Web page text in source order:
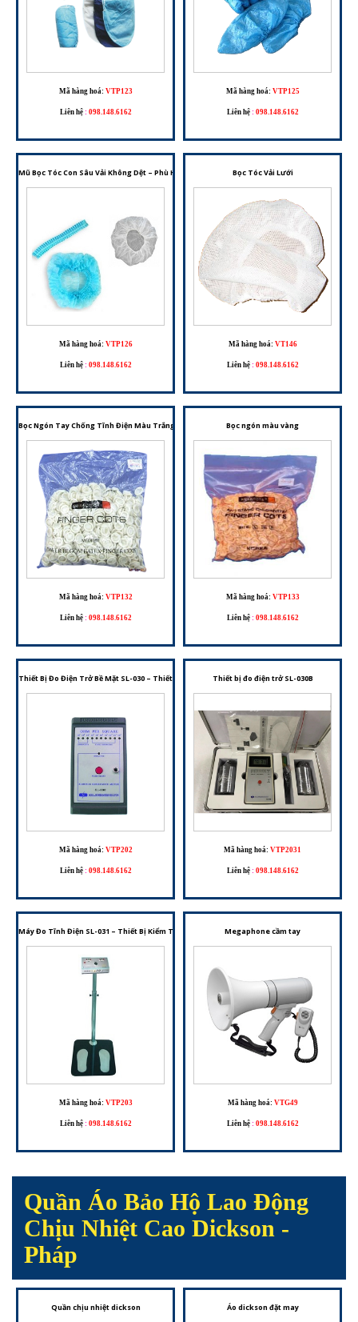
Mã hàng hoá: VTP123
Liên hệ : 098.148.6162
Mã hàng hoá: VTP125
Liên hệ : 098.148.6162
Mũ Bọc Tóc Con Sâu Vải Không Dệt – Phù Hợp Cho Phòng Sạch, Y Tế Và Chế Biến Thực Phẩm
Mã hàng hoá: VTP126
Liên hệ : 098.148.6162
Bọc Tóc Vải Lưới
Mã hàng hoá: VT146
Liên hệ : 098.148.6162
Bọc Ngón Tay Chống Tĩnh Điện Màu Trắng – Chất Liệu Nitrile, An Toàn Cho Phòng Sạch Và
Mã hàng hoá: VTP132
Liên hệ : 098.148.6162
Bọc ngón màu vàng
Mã hàng hoá: VTP133
Liên hệ : 098.148.6162
Thiết Bị Đo Điện Trở Bề Mặt SL-030 – Thiết Bị Kiểm Tra Điện Trở Bề Mặt Phục Vụ Kiểm Soát
Mã hàng hoá: VTP202
Liên hệ : 098.148.6162
Thiết bị đo điện trở SL-030B
Mã hàng hoá: VTP2031
Liên hệ : 098.148.6162
Máy Đo Tĩnh Điện SL-031 – Thiết Bị Kiểm Tra Vòng Đeo Tay Và Giày Chống Tĩnh Điện
Mã hàng hoá: VTP203
Liên hệ : 098.148.6162
Megaphone cầm tay
Mã hàng hoá: VTG49
Liên hệ : 098.148.6162
Quần Áo Bảo Hộ Lao Động
Chịu Nhiệt Cao Dickson -
Pháp
Quần chịu nhiệt dickson Áo dickson đặt may